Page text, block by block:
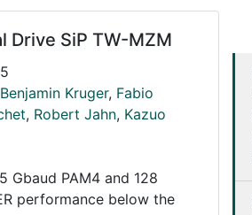
Drive SiP TW-MZM
Benjamin Kruger, Fabio
, Robert Jahn, Kazuo
Gbaud PAM4 and 128
performance below the